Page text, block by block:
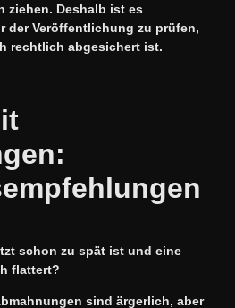
ziehen. Deshalb ist es
der Veröffentlichung zu prüfen,
rechtlich abgesichert ist.
schon zu spät ist und eine
flattert?
sind ärgerlich, aber